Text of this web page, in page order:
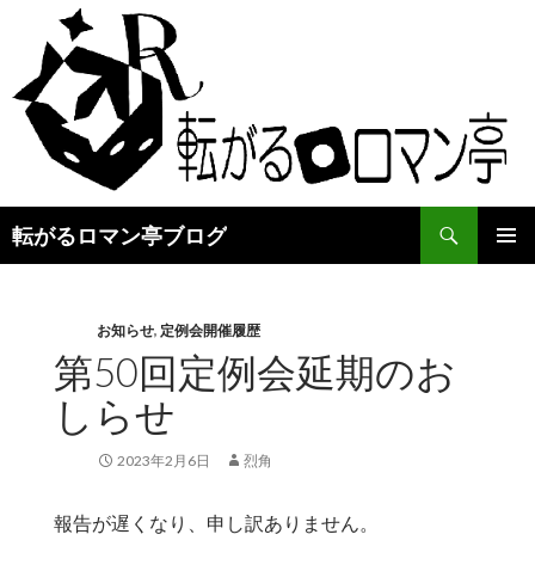
転がるロマン亭ブログ
検
索
お知らせ, 定例会開催履歴
第50回定例会延期のお
しらせ
2023年2月6日 烈角
報告が遅くなり、申し訳ありません。